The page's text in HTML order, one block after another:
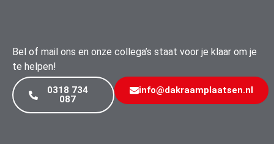
Bel of mail ons en onze collega’s staat voor je klaar om je
te helpen!
0318 734
087
info@dakraamplaatsen.nl